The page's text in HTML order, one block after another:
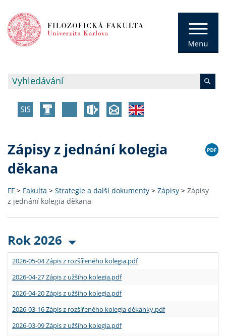
Zápisy z jednání kolegia
děkana
FF > Fakulta > Strategie a další dokumenty > Zápisy > Zápisy
z jednání kolegia děkana
Rok 2026
2026-05-04 Zápis z rozšířeného kolegia.pdf
2026-04-27 Zápis z užšího kolegia.pdf
2026-04-20 Zápis z užšího kolegia.pdf
2026-03-16 Zápis z rozšířeného kolegia děkanky.pdf
2026-03-09 Zápis z užšího kolegia.pdf